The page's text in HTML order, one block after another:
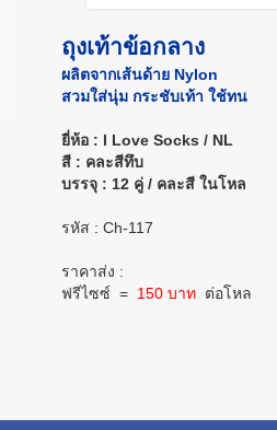
ถุงเท้าข้อกลาง
ผลิตจากเส้นด้าย Nylon
สวมใส่นุ่ม กระชับเท้า ใช้ทน
ยี่ห้อ : I Love Socks / NL
สี : คละสีทึบ
บรรจุ : 12 คู่ / คละสี ในโหล
รหัส : Ch-117
ราคาส่ง :
ฟรีไซซ์ = 150 บาท ต่อโหล